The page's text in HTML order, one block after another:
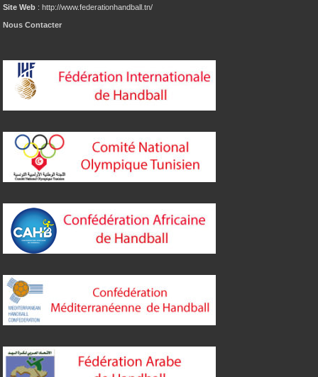
Site Web : http://www.federationhandball.tn/
Nous Contacter